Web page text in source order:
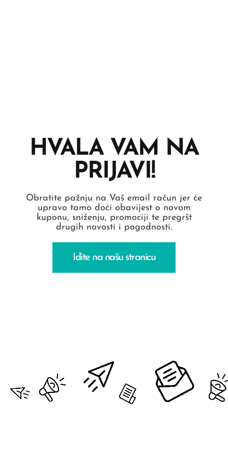
HVALA VAM NA
PRIJAVI!
Obratite pažnju na Vaš email račun jer će
upravo tamo doći obavijest o novom
kuponu, sniženju, promociji te pregršt
drugih novosti i pogodnosti.
Idite na našu stranicu